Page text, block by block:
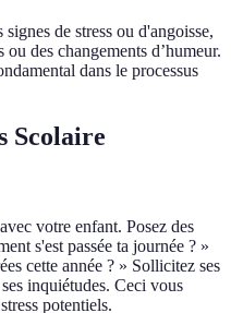
de stress ou d'angoisse,
des changements d’humeur.
dans le processus
Scolaire
votre enfant. Posez des
s'est passée ta journée ? »
cette année ? » Sollicitez ses
inquiétudes. Ceci vous
potentiels.